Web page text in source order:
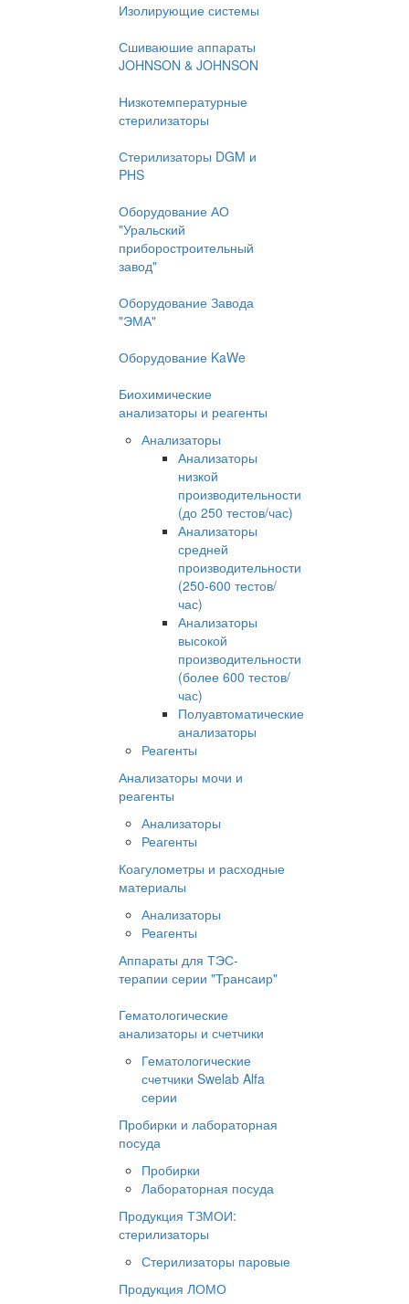
Изолирующие системы
Сшиваюшие аппараты
JOHNSON & JOHNSON
Низкотемпературные
стерилизаторы
Стерилизаторы DGM и
PHS
Оборудование АО
"Уральский
приборостроительный
завод"
Оборудование Завода
"ЭМА"
Оборудование KaWe
Биохимические
анализаторы и реагенты
Анализаторы
Анализаторы
низкой
производительности
(до 250 тестов/час)
Анализаторы
средней
производительности
(250-600 тестов/
час)
Анализаторы
высокой
производительности
(более 600 тестов/
час)
Полуавтоматические
анализаторы
Реагенты
Анализаторы мочи и
реагенты
Анализаторы
Реагенты
Коагулометры и расходные
материалы
Анализаторы
Реагенты
Аппараты для ТЭС-
терапии серии "Трансаир"
Гематологические
анализаторы и счетчики
Гематологические
счетчики Swelab Alfa
серии
Пробирки и лабораторная
посуда
Пробирки
Лабораторная посуда
Продукция ТЗМОИ:
стерилизаторы
Стерилизаторы паровые
Продукция ЛОМО